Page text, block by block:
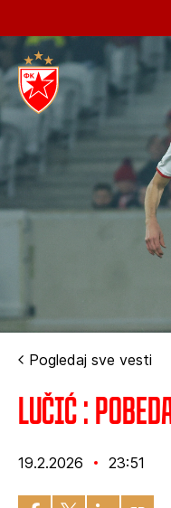
Pogledaj sve vesti
Lučić :
19.2.2026 23:51